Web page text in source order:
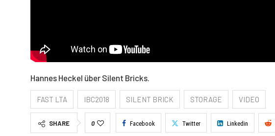
Hannes Heckel über Silent Bricks.
FAST LTA IBC2018 SILENT BRICK STORAGE VIDEO
SHARE 0 Facebook Twitter Linkedin